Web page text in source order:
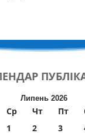
Липень 2026
Ср Чт Пт
1
2 3